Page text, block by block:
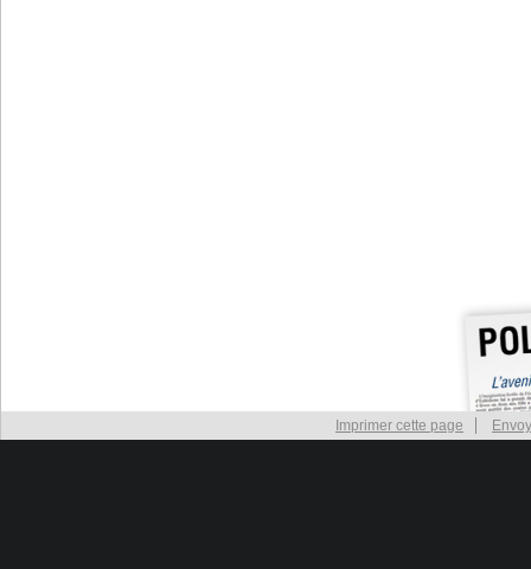
Imprimer cette page